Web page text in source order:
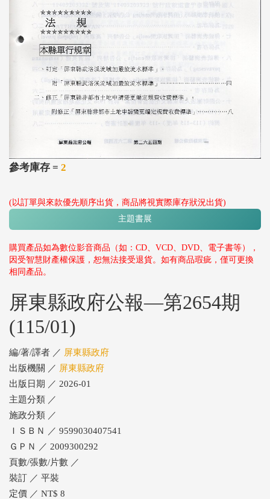
參考庫存 = 2
(以訂單與來款優先順序出貨，商品將視實際庫存狀況出貨)
主題書展
購買產品如為數位影音商品（如：CD、VCD、DVD、電子書等），
因受智慧財產權保護，恕無法接受退貨。如有商品瑕疵，僅可更換
相同產品。
屏東縣政府公報—第2654期
(115/01)
編/著/譯者 ／ 屏東縣政府
出版機關 ／ 屏東縣政府
出版日期 ／ 2026-01
主題分類 ／
施政分類 ／
ＩＳＢＮ ／ 9599030407541
ＧＰＮ ／ 2009300292
頁數/張數/片數 ／
裝訂 ／ 平裝
定價 ／ NT$ 8